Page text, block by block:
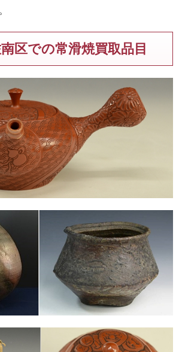
区での常滑焼買取品目